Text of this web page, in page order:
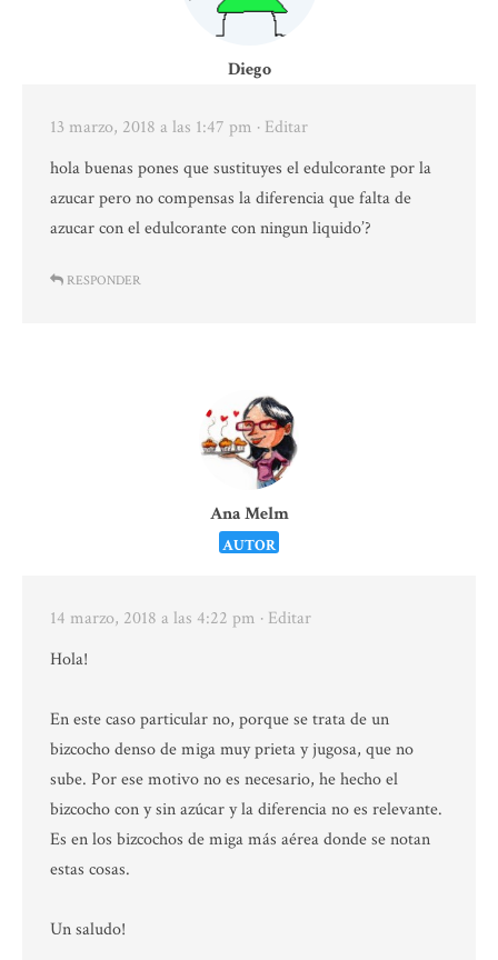
Diego
13 marzo, 2018 a las 1:47 pm · Editar
hola buenas pones que sustituyes el edulcorante por la
azucar pero no compensas la diferencia que falta de
azucar con el edulcorante con ningun liquido’?
RESPONDER
Ana Melm
AUTOR
14 marzo, 2018 a las 4:22 pm · Editar
Hola!
En este caso particular no, porque se trata de un
bizcocho denso de miga muy prieta y jugosa, que no
sube. Por ese motivo no es necesario, he hecho el
bizcocho con y sin azúcar y la diferencia no es relevante.
Es en los bizcochos de miga más aérea donde se notan
estas cosas.
Un saludo!